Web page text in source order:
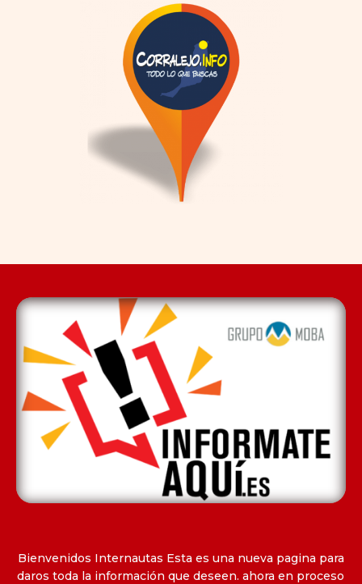
Bienvenidos Internautas Esta es una nueva pagina para
daros toda la información que deseen. ahora en proceso